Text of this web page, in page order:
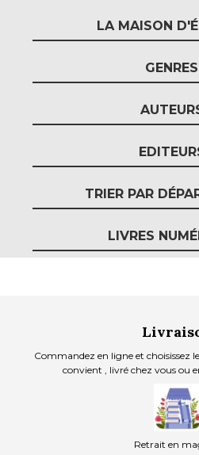
LA MAISON
GENRES
TRIER PAR
LIVRES
Commandez en ligne et choisissez
convient , livré chez vous ou
Retrait en